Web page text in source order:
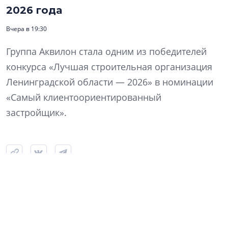
2026 года
Вчера в 19:30
Группа Аквилон стала одним из победителей
конкурса «Лучшая строительная организация
Ленинградской области — 2026» в номинации
«Самый клиентоориентированный
застройщик».